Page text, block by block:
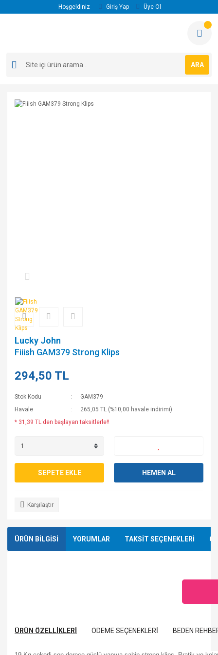
Hoşgeldiniz Giriş Yap Üye Ol
ARA
Lucky John
Fiiish GAM379 Strong Klips
294,50 TL
Stok Kodu
GAM379
Havale
265,05 TL (%10,00 havale indirimi)
* 31,39 TL den başlayan taksitlerle!!
SEPETE EKLE HEMEN AL
Karşılaştır
ÜRÜN BİLGİSİ YORUMLAR TAKSİT SEÇENEKLERİ
ÜRÜN ÖZELLIKLERI ÖDEME SEÇENEKLERI BEDEN